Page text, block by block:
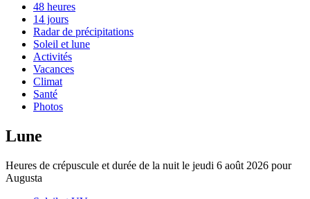
48 heures
14 jours
Radar de précipitations
Soleil et lune
Activités
Vacances
Climat
Santé
Photos
Lune
Heures de crépuscule et durée de la nuit le jeudi 6 août 2026 pour
Augusta